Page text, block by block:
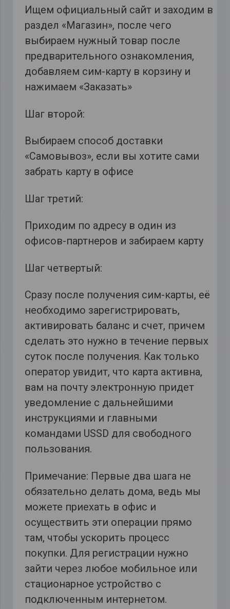
Ищем официальный сайт и заходим в
раздел «Магазин», после чего
выбираем нужный товар после
предварительного ознакомления,
добавляем сим-карту в корзину и
нажимаем «Заказать»
Шаг второй:
Выбираем способ доставки
«Самовывоз», если вы хотите сами
забрать карту в офисе
Шаг третий:
Приходим по адресу в один из
офисов-партнеров и забираем карту
Шаг четвертый:
Сразу после получения сим-карты, её
необходимо зарегистрировать,
активировать баланс и счет, причем
сделать это нужно в течение первых
суток после получения. Как только
оператор увидит, что карта активна,
вам на почту электронную придет
уведомление с дальнейшими
инструкциями и главными
командами USSD для свободного
пользования.
Примечание: Первые два шага не
обязательно делать дома, ведь мы
можете приехать в офис и
осуществить эти операции прямо
там, чтобы ускорить процесс
покупки. Для регистрации нужно
зайти через любое мобильное или
стационарное устройство с
подключенным интернетом.